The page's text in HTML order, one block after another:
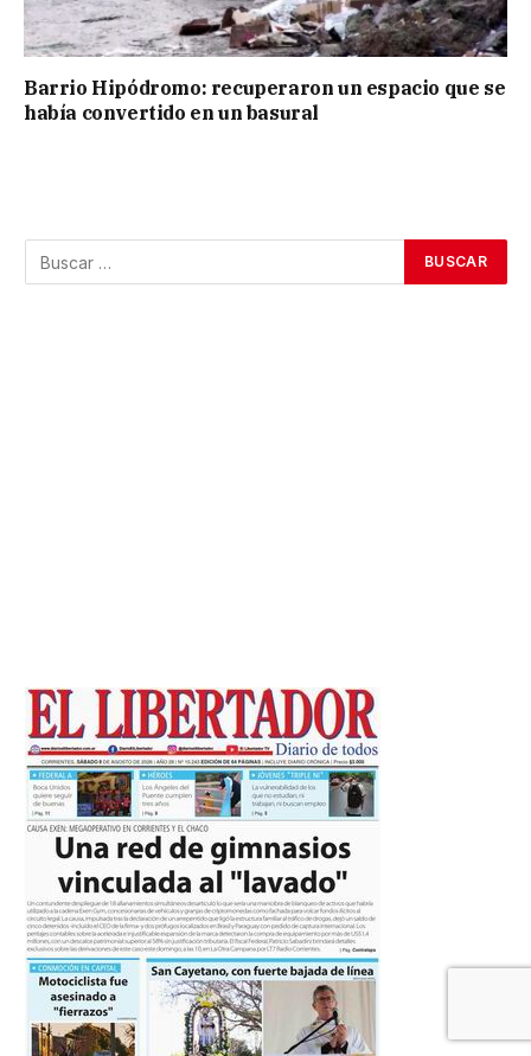
Barrio Hipódromo: recuperaron un espacio que se
había convertido en un basural